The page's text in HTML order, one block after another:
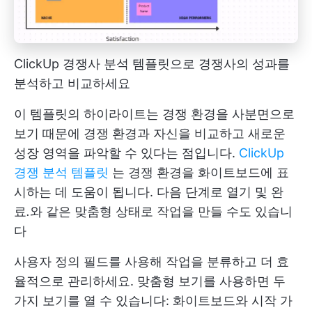
ClickUp 경쟁사 분석 템플릿으로 경쟁사의 성과를
분석하고 비교하세요
이 템플릿의 하이라이트는 경쟁 환경을 사분면으로
보기 때문에 경쟁 환경과 자신을 비교하고 새로운
성장 영역을 파악할 수 있다는 점입니다. ClickUp
경쟁 분석 템플릿 는 경쟁 환경을 화이트보드에 표
시하는 데 도움이 됩니다. 다음 단계로 열기 및 완
료.와 같은 맞춤형 상태로 작업을 만들 수도 있습니
다
사용자 정의 필드를 사용해 작업을 분류하고 더 효
율적으로 관리하세요. 맞춤형 보기를 사용하면 두
가지 보기를 열 수 있습니다: 화이트보드와 시작 가